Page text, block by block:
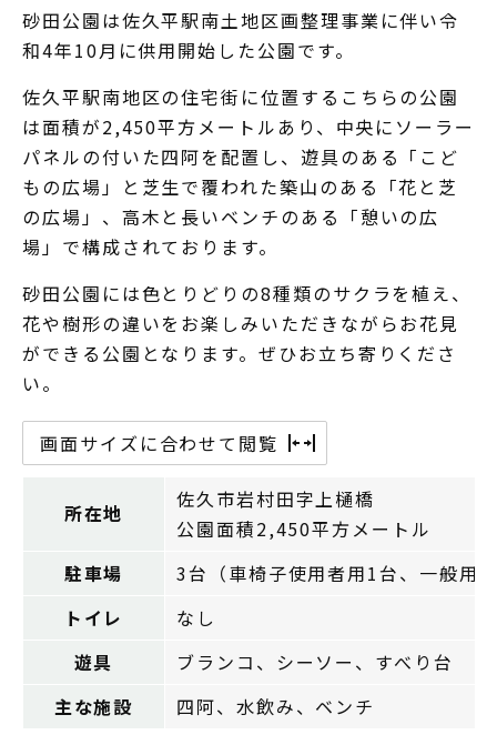
砂田公園は佐久平駅南土地区画整理事業に伴い令
和4年10月に供用開始した公園です。
佐久平駅南地区の住宅街に位置するこちらの公園
は面積が2,450平方メートルあり、中央にソーラー
パネルの付いた四阿を配置し、遊具のある「こど
もの広場」と芝生で覆われた築山のある「花と芝
の広場」、高木と長いベンチのある「憩いの広
場」で構成されております。
砂田公園には色とりどりの8種類のサクラを植え、
花や樹形の違いをお楽しみいただきながらお花見
ができる公園となります。ぜひお立ち寄りくださ
い。
画面サイズに合わせて閲覧
所在地
佐久市岩村田字上樋橋
公園面積2,450平方メートル
駐車場
3台（車椅子使用者用1台、一般用2
トイレ
なし
遊具
ブランコ、シーソー、すべり台
主な施設
四阿、水飲み、ベンチ